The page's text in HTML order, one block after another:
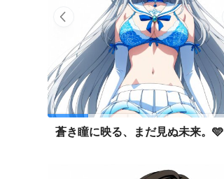
蒼き瞳に映る、まだ見ぬ未来。🩵